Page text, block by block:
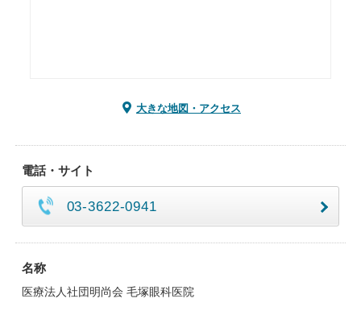
大きな地図・アクセス
電話・サイト
03-3622-0941
名称
医療法人社団明尚会 毛塚眼科医院